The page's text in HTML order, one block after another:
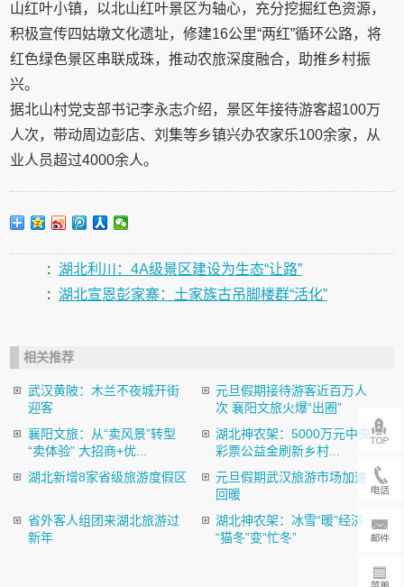
山红叶小镇，以北山红叶景区为轴心，充分挖掘红色资源，
积极宣传四姑墩文化遗址，修建16公里“两红”循环公路，将
红色绿色景区串联成珠，推动农旅深度融合，助推乡村振
兴。
据北山村党支部书记李永志介绍，景区年接待游客超100万
人次，带动周边彭店、刘集等乡镇兴办农家乐100余家，从
业人员超过4000余人。
: 湖北利川：4A级景区建设为生态“让路”
: 湖北宣恩彭家寨：土家族古吊脚楼群“活化”
相关推荐
武汉黄陂：木兰不夜城开街
迎客
元旦假期接待游客近百万人
次 襄阳文旅火爆“出圈”
襄阳文旅：从“卖风景”转型
“卖体验” 大招商+优...
湖北神农架：5000万元中央
彩票公益金刷新乡村...
湖北新增8家省级旅游度假区
元旦假期武汉旅游市场加速
回暖
省外客人组团来湖北旅游过
新年
湖北神农架：冰雪“暖”经济
“猫冬”变“忙冬”